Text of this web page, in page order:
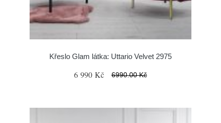
Křeslo Glam látka: Uttario Velvet 2975
6 990 Kč 6990.00 Kč